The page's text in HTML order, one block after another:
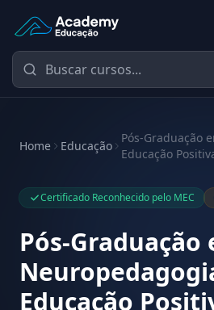
Academy Educação — Página
Home Educação
Pós-Graduação
Educação
Certificado Reconhecido pelo MEC
Pós-Graduação
Educação